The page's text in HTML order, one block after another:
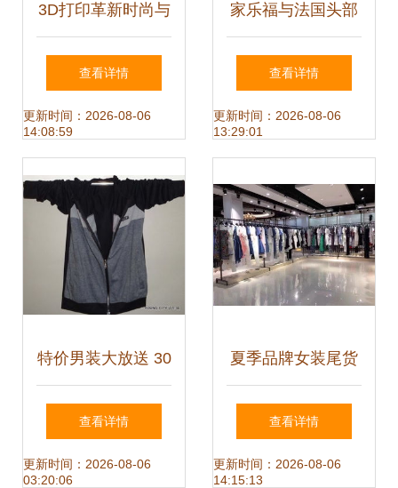
3D打印革新时尚与
日常 从服饰鞋帽到
日用百货的未来
查看详情
更新时间：2026-08-06
14:08:59
家乐福与法国头部
零售商的陈列哲学
日用百货的选址与
查看详情
更新时间：2026-08-06
13:29:01
特价男装大放送 30
元起时尚单品轻松
入手
查看详情
更新时间：2026-08-06
03:20:06
夏季品牌女装尾货
走份批发 解锁广州
服装鞋帽箱包日用
查看详情
更新时间：2026-08-06
14:15:13